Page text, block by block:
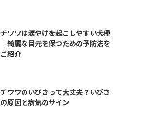
チワワは涙やけを起こしやすい犬種
｜綺麗な目元を保つための予防法を
ご紹介
チワワのいびきって大丈夫？いびき
の原因と病気のサイン